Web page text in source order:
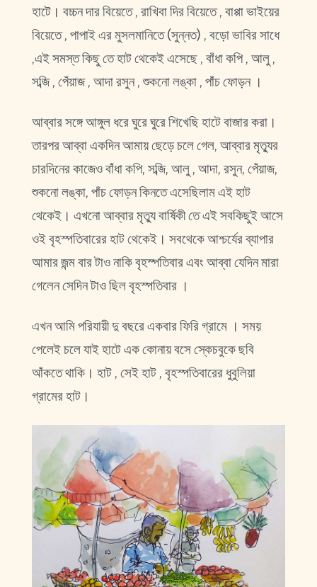
হাটে। বচ্চন দার বিয়েতে , রাখিবা দির বিয়েতে , বাপ্পা ভাইয়ের
বিয়েতে , পাপাই এর মুসলমানিতে (সুন্নত) , বড়ো ভাবির সাধে
,এই সমস্ত কিছু তে হাট থেকেই এসেছে , বাঁধা কপি , আলু ,
সব্জি , পেঁয়াজ , আদা রসুন , শুকনো লঙ্কা , পাঁচ ফোড়ন ।
আব্বার সঙ্গে আঙ্গুল ধরে ঘুরে ঘুরে শিখেছি হাটে বাজার করা।
তারপর আব্বা একদিন আমায় ছেড়ে চলে গেল, আব্বার মৃত্যুর
চারদিনের কাজেও বাঁধা কপি, সব্জি, আলু , আদা, রসুন, পেঁয়াজ,
শুকনো লঙ্কা, পাঁচ ফোড়ন কিনতে এসেছিলাম এই হাট
থেকেই। এখনো আব্বার মৃত্যু বার্ষিকী তে এই সবকিছুই আসে
ওই বৃহস্পতিবারের হাট থেকেই। সবথেকে আশ্চর্যের ব্যাপার
আমার জন্ম বার টাও নাকি বৃহস্পতিবার এবং আব্বা যেদিন মারা
গেলেন সেদিন টাও ছিল বৃহস্পতিবার ।
এখন আমি পরিযায়ী দু বছরে একবার ফিরি গ্রামে । সময়
পেলেই চলে যাই হাটে এক কোনায় বসে স্কেচবুকে ছবি
আঁকতে থাকি। হাট , সেই হাট , বৃহস্পতিবারের ধুবুলিয়া
গ্রামের হাট।